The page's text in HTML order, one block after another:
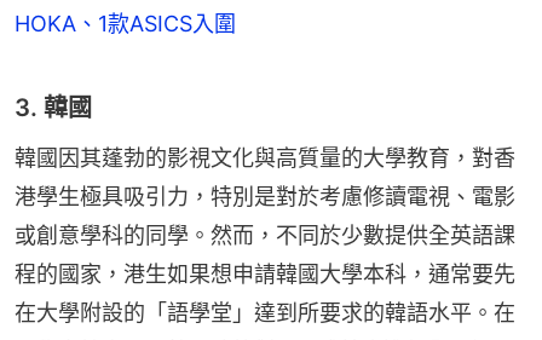
HOKA、1款ASICS入圍
3. 韓國
韓國因其蓬勃的影視文化與高質量的大學教育，對香
港學生極具吸引力，特別是對於考慮修讀電視、電影
或創意學科的同學。然而，不同於少數提供全英語課
程的國家，港生如果想申請韓國大學本科，通常要先
在大學附設的「語學堂」達到所要求的韓語水平。在